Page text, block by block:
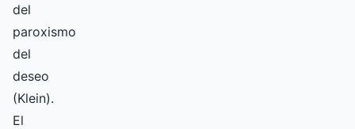
del
paroxismo
del
deseo
(Klein).
El